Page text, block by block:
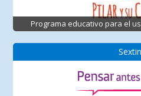
Programa educativo para el